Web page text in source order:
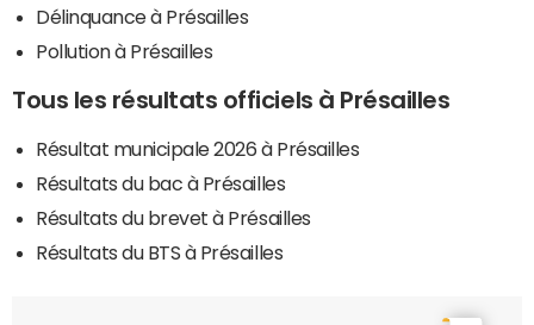
Délinquance à Présailles
Pollution à Présailles
Tous les résultats officiels à Présailles
Résultat municipale 2026 à Présailles
Résultats du bac à Présailles
Résultats du brevet à Présailles
Résultats du BTS à Présailles